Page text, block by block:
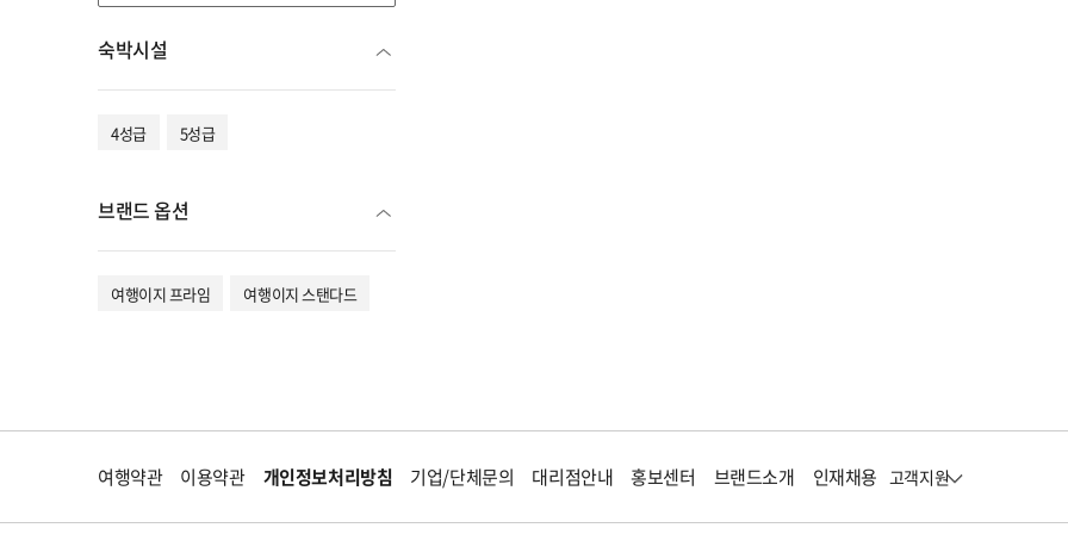
숙박시설
4성급 5성급
브랜드 옵션
여행이지 프라임 여행이지 스탠다드
여행약관 이용약관 개인정보처리방침 기업/단체문의 대리점안내 홍보센터 브랜드소개 인재채용 고객지원